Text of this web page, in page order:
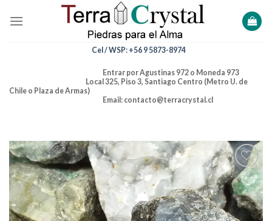
Cel / WSP: +56 9 5873-8974
Entrar por Agustinas 972 o Moneda 973
Local 325, Piso 3, Santiago Centro (Metro U. de
Chile o Plaza de Armas)
Email: contacto@terracrystal.cl
Añadir
a la
lista de
deseos